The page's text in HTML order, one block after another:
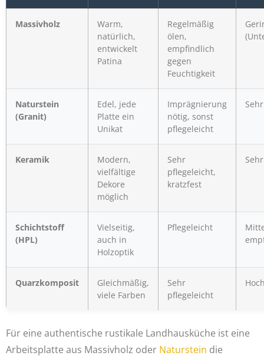
Massivholz
Warm,
natürlich,
entwickelt
Patina
Regelmäßig
ölen,
empfindlich
gegen
Feuchtigkeit
Naturstein
(Granit)
Edel, jede
Platte ein
Unikat
Imprägnierung
nötig, sonst
pflegeleicht
Keramik
Modern,
vielfältige
Dekore
möglich
Sehr
pflegeleicht,
kratzfest
Schichtstoff
(HPL)
Vielseitig,
auch in
Holzoptik
Pflegeleicht
Quarzkomposit
Gleichmäßig,
viele Farben
Sehr
pflegeleicht
Für eine authentische rustikale Landhausküche ist eine
Arbeitsplatte aus Massivholz oder Naturstein die